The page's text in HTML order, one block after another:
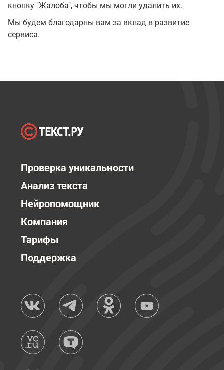
кнопку "Жалоба", чтобы мы могли удалить их.
Мы будем благодарны вам за вклад в развитие
сервиса.
Проверка уникальности
Анализ текста
Нейропомощник
Компания
Тарифы
Поддержка